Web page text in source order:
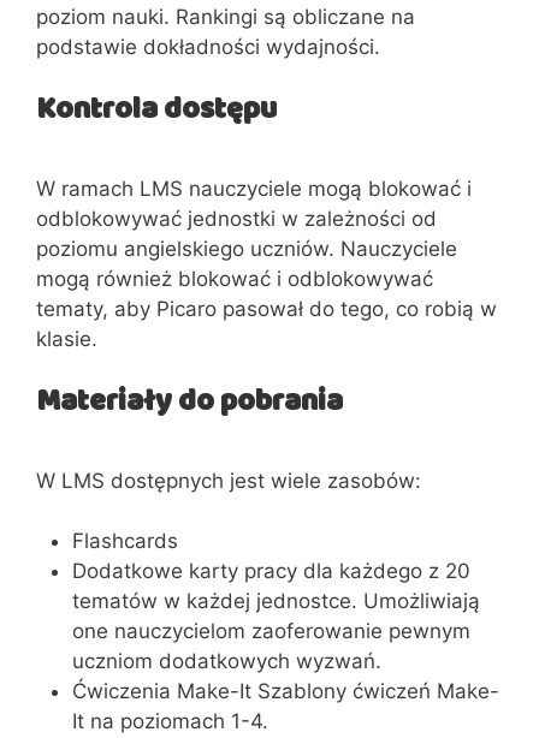
poziom nauki. Rankingi są obliczane na
podstawie dokładności wydajności.
Kontrola dostępu
W ramach LMS nauczyciele mogą blokować i
odblokowywać jednostki w zależności od
poziomu angielskiego uczniów. Nauczyciele
mogą również blokować i odblokowywać
tematy, aby Picaro pasował do tego, co robią w
klasie.
Materiały do ​​pobrania
W LMS dostępnych jest wiele zasobów:
Flashcards
Dodatkowe karty pracy dla każdego z 20
tematów w każdej jednostce. Umożliwiają
one nauczycielom zaoferowanie pewnym
uczniom dodatkowych wyzwań.
Ćwiczenia Make-It Szablony ćwiczeń Make-
It na poziomach 1-4.